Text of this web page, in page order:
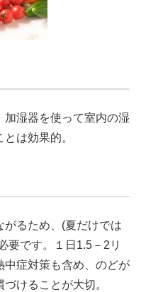
湿器を使って室内の湿
は効果的。
るため、(夏だけでは
要です。１日1.5－2リ
中症対策も含め、のどが
けることが大切。